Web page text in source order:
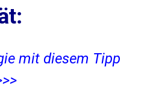
mit diesem Tipp